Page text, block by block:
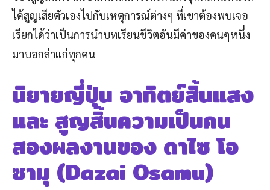
ได้สูญเสียตัวเองไปกับเหตุการณ์ต่างๆ ที่เขาต้องพบเจอ
เรียกได้ว่าเป็นการนำบทเรียนชีวิตอันมีค่าของคนๆหนึ่ง
มาบอกล่าแก่ทุกคน
นิยายญี่ปุ่น อาทิตย์สิ้นแสง
และ สูญสิ้นความเป็นคน
สองผลงานของ ดาไซ โอ
ซามุ (Dazai Osamu)